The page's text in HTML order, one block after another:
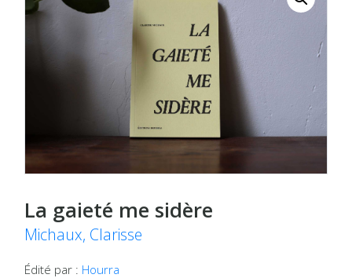
La gaieté me sidère
Michaux, Clarisse
Édité par : Hourra